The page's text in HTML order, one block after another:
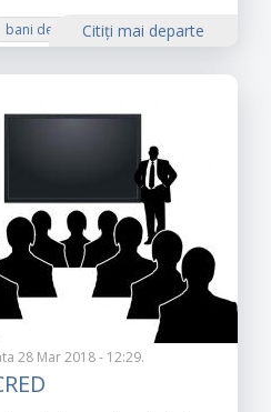
bani de carti Senat
Citiţi mai departe
28 Mar 2018 - 12:29.